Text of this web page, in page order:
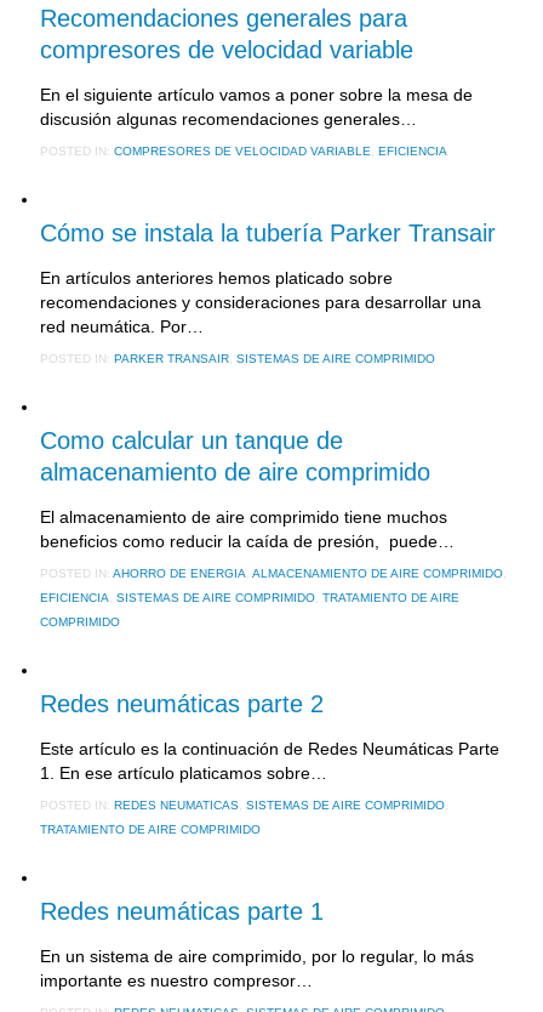
Recomendaciones generales para
compresores de velocidad variable
En el siguiente artículo vamos a poner sobre la mesa de
discusión algunas recomendaciones generales…
POSTED IN:COMPRESORES DE VELOCIDAD VARIABLE, EFICIENCIA
Cómo se instala la tubería Parker Transair
En artículos anteriores hemos platicado sobre
recomendaciones y consideraciones para desarrollar una
red neumática. Por…
POSTED IN: PARKER TRANSAIR,SISTEMAS DE AIRE COMPRIMIDO
Como calcular un tanque de
almacenamiento de aire comprimido
El almacenamiento de aire comprimido tiene muchos
beneficios como reducir la caída de presión, puede…
POSTED IN:AHORRO DE ENERGIA,ALMACENAMIENTO DE AIRE COMPRIMIDO,
EFICIENCIA,SISTEMAS DE AIRE COMPRIMIDO,TRATAMIENTO DE AIRE
COMPRIMIDO
Redes neumáticas parte 2
Este artículo es la continuación de Redes Neumáticas Parte
1. En ese artículo platicamos sobre…
POSTED IN: REDES NEUMATICAS,SISTEMAS DE AIRE COMPRIMIDO,
TRATAMIENTO DE AIRE COMPRIMIDO
Redes neumáticas parte 1
En un sistema de aire comprimido, por lo regular, lo más
importante es nuestro compresor…